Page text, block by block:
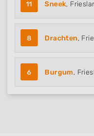
11 Sneek,
8 Drachten,
6 Burgum,